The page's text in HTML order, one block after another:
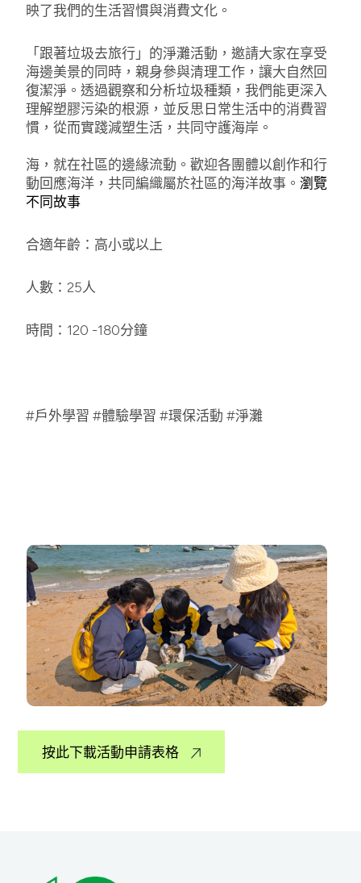
映了我們的生活習慣與消費文化。
「跟著垃圾去旅行」的淨灘活動，邀請大家在享受
海邊美景的同時，親身參與清理工作，讓大自然回
復潔淨。透過觀察和分析垃圾種類，我們能更深入
理解塑膠污染的根源，並反思日常生活中的消費習
慣，從而實踐減塑生活，共同守護海岸。
海，就在社區的邊緣流動。歡迎各團體以創作和行
動回應海洋，共同編織屬於社區的海洋故事。 瀏覽
不同故事
合適年齡：高小或以上
人數：25人
時間：120 -180分鐘
#戶外學習 #體驗學習 #環保活動 #淨灘
按此下載活動申請表格